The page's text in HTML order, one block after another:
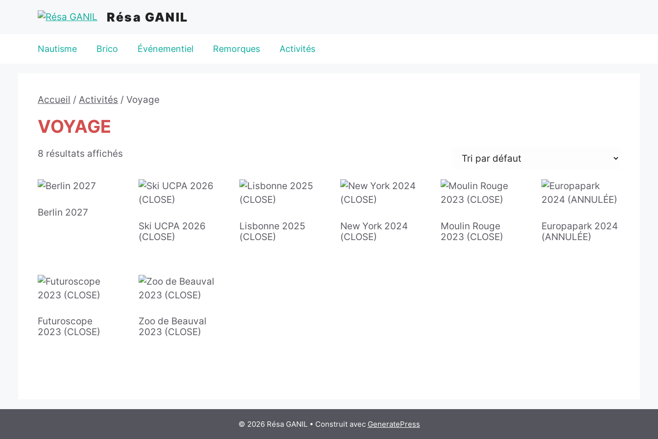
Résa GANIL
Nautisme Brico Événementiel Remorques Activités
Accueil / Activités / Voyage
VOYAGE
8 résultats affichés
Berlin 2027
Ski UCPA 2026
(CLOSE)
Lisbonne 2025
(CLOSE)
New York 2024
(CLOSE)
Moulin Rouge
2023 (CLOSE)
Europapark 2024
(ANNULÉE)
Futuroscope
2023 (CLOSE)
Zoo de Beauval
2023 (CLOSE)
© 2026 Résa GANIL • Construit avec GeneratePress